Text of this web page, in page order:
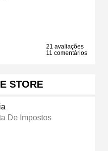
21 avaliações
11 comentários
STORE
De Impostos